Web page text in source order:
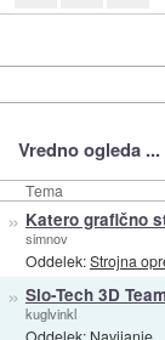
Vredno ogleda ...
Tema
» Katero grafično
simnov
Oddelek:Strojna
» Slo-Tech 3D
kuglvinkl